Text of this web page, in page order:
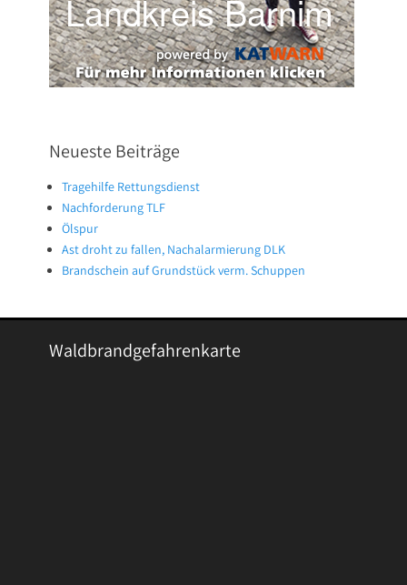
Neueste Beiträge
Tragehilfe Rettungsdienst
Nachforderung TLF
Ölspur
Ast droht zu fallen, Nachalarmierung DLK
Brandschein auf Grundstück verm. Schuppen
Waldbrandgefahrenkarte